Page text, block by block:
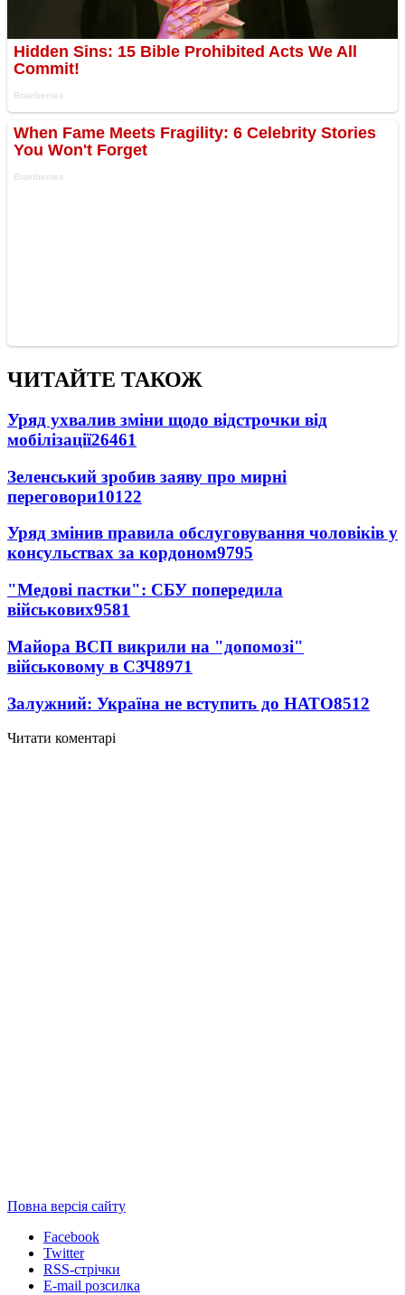
ЧИТАЙТЕ ТАКОЖ
Уряд ухвалив зміни щодо відстрочки від
мобілізації26461
Зеленський зробив заяву про мирні
переговори10122
Уряд змінив правила обслуговування чоловіків у
консульствах за кордоном9795
"Медові пастки": СБУ попередила
військових9581
Майора ВСП викрили на "допомозі"
військовому в СЗЧ8971
Залужний: Україна не вступить до НАТО8512
Читати коментарі
Повна версія сайту
Facebook
Twitter
RSS-стрічки
E-mail розсилка